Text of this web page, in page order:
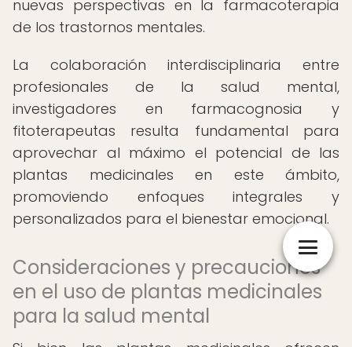
nuevas perspectivas en la farmacoterapia
de los trastornos mentales.
La colaboración interdisciplinaria entre
profesionales de la salud mental,
investigadores en farmacognosia y
fitoterapeutas resulta fundamental para
aprovechar al máximo el potencial de las
plantas medicinales en este ámbito,
promoviendo enfoques integrales y
personalizados para el bienestar emocional.
Consideraciones y precauciones
en el uso de plantas medicinales
para la salud mental